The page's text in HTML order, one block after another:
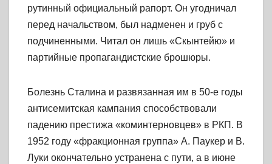
рутинный официальный рапорт. Он угодничал
перед начальством, был надменен и груб с
подчиненными. Читал он лишь «Скынтейю» и
партийные пропагандистские брошюры.
Болезнь Сталина и развязанная им в 50-е годы
антисемитская кампания способствовали
падению престижа «коминтерновцев» в РКП. В
1952 году «фракционная группа» А. Паукер и В.
Луки окончательно устранена с пути, а в июне